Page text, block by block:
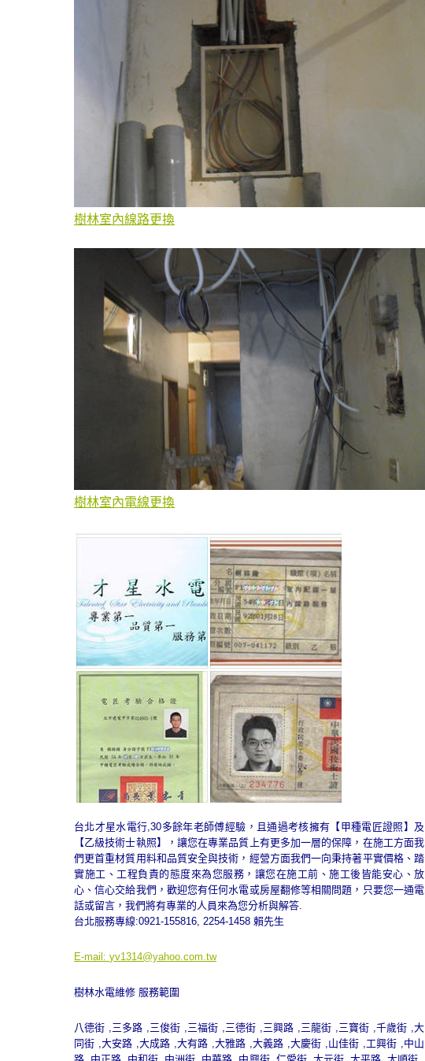
樹林室內線路更換
樹林室內電線更換
台北才星水電行,30多餘年老師傅經驗，且通過考核擁有【甲種電匠證照】及
【乙級技術士執照】，讓您在專業品質上有更多加一層的保障，在施工方面我
們更首重材質用料和品質安全與技術，經營方面我們一向秉持著平實價格、踏
實施工、工程負責的態度來為您服務，讓您在施工前、施工後皆能安心、放
心、信心交給我們，歡迎您有任何水電或房屋翻修等相關問題，只要您一通電
話或留言，我們將有專業的人員來為您分析與解答.
台北服務專線:0921-155816, 2254-1458 賴先生
E-mail: yv1314@yahoo.com.tw
樹林水電維修 服務範圍
八德街 ,三多路 ,三俊街 ,三福街 ,三德街 ,三興路 ,三龍街 ,三寶街 ,千歲街 ,大
同街 ,大安路 ,大成路 ,大有路 ,大雅路 ,大義路 ,大慶街 ,山佳街 ,工興街 ,中山